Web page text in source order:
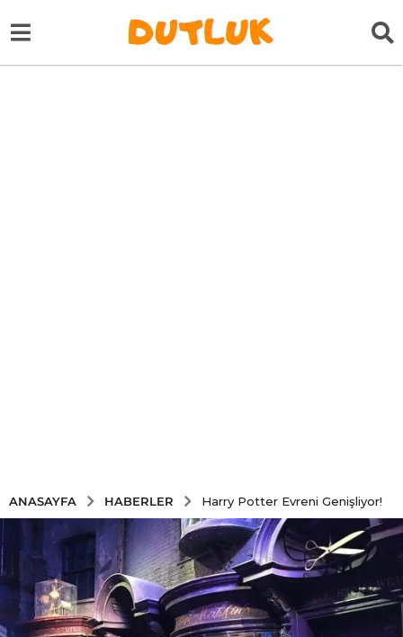
ANASAYFA HABERLER Harry Potter Evreni Genişliyor!